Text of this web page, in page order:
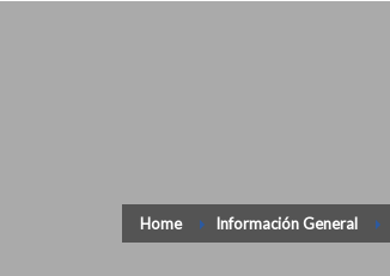
Home Información General